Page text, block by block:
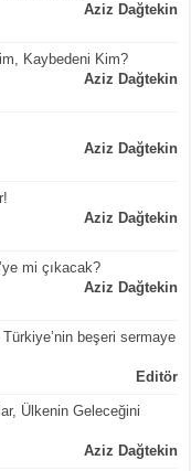
Aziz Dağtekin
Kaybedeni Kim?
Aziz Dağtekin
Aziz Dağtekin
Aziz Dağtekin
mi çıkacak?
Aziz Dağtekin
beşeri sermaye
Editör
Ülkenin Geleceğini
Aziz Dağtekin